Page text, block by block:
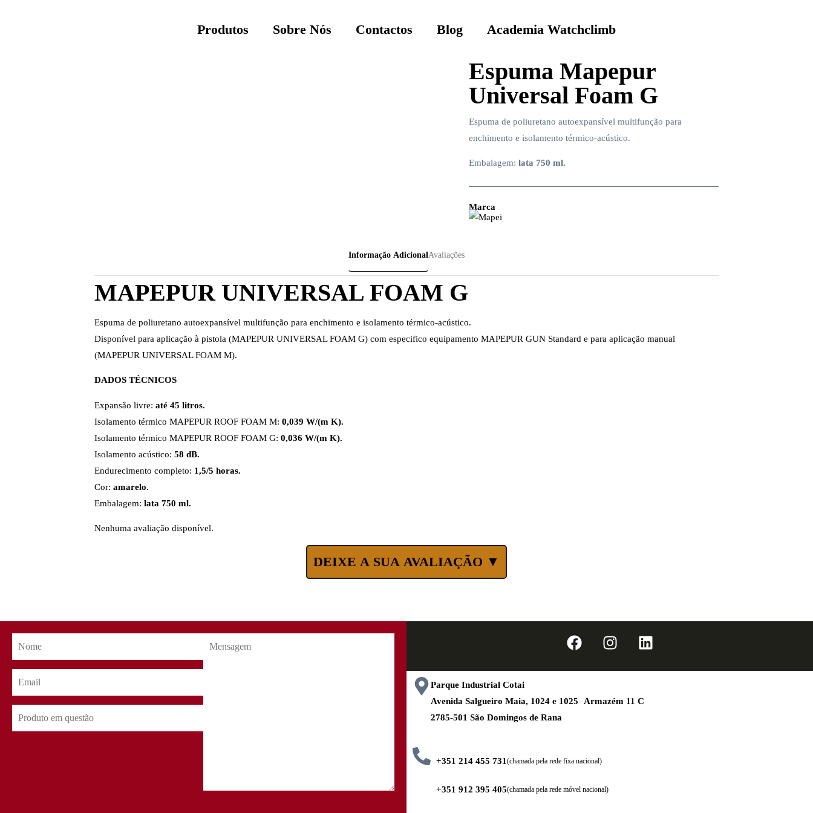
Produtos Sobre Nós Contactos Blog Academia Watchclimb
Espuma Mapepur
Universal Foam G
Espuma de poliuretano autoexpansível multifunção para
enchimento e isolamento térmico-acústico.
Embalagem:lata 750 ml.
Marca
Informação Adicional Avaliações
MAPEPUR UNIVERSAL FOAM G
Espuma de poliuretano autoexpansível multifunção para enchimento e isolamento térmico-acústico.
Disponível para aplicação à pistola (MAPEPUR UNIVERSAL FOAM G) com especifico equipamento MAPEPUR GUN Standard e para aplicação manual
(MAPEPUR UNIVERSAL FOAM M).
DADOS TÉCNICOS
Expansão livre: até 45 litros.
Isolamento térmico MAPEPUR ROOF FOAM M: 0,039 W/(m K).
Isolamento térmico MAPEPUR ROOF FOAM G: 0,036 W/(m K).
Isolamento acústico: 58 dB.
Endurecimento completo: 1,5/5 horas.
Cor: amarelo.
Embalagem: lata 750 ml.
Nenhuma avaliação disponível.
DEIXE A SUA AVALIAÇÃO ▼
Parque Industrial Cotai
Avenida Salgueiro Maia, 1024 e 1025 Armazém 11 C
2785-501 São Domingos de Rana
+351 214 455 731 (chamada pela rede fixa nacional)
+351 912 395 405(chamada pela rede móvel nacional)